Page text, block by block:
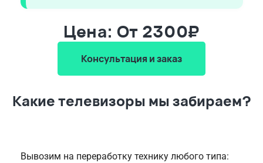
Цена: От 2300₽
Консультация и заказ
Какие телевизоры мы забираем?
Вывозим на переработку технику любого типа: